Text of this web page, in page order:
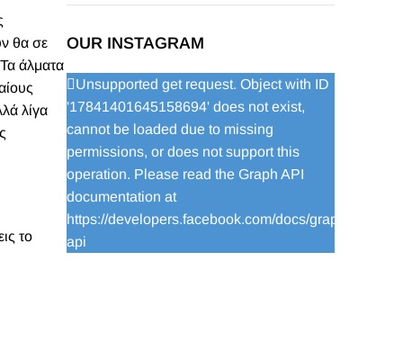
θα σε
άλματα
λίγα
το
OUR INSTAGRAM
Unsupported get request. Object with ID
'17841401645158694' does not exist,
cannot be loaded due to missing
permissions, or does not support this
operation. Please read the Graph API
documentation at
https://developers.facebook.com/docs/graph-
api